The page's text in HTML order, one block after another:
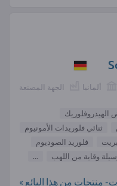
الجهة المصنعة ألمانيا
الهيدروفلوريك
ثنائي فلوريدات الأمونيوم
فلوريد الصوديوم
وقاية من اللهب ...
منتجات من هذا البائع »